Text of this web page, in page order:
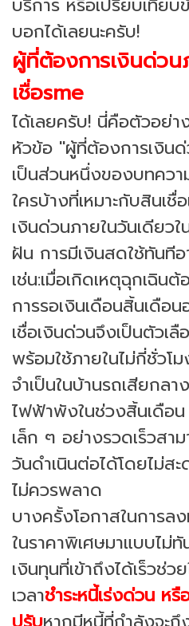
บอกได้เลยนะครับ!
ผู้ที่ต้องการเงินด่ว
เชื่อsme
ได้เลยครับ! นี่คือตัวอย่า
หัวข้อ "ผู้ที่ต้องการเงิน
เป็นส่วนหนึ่งของบทควา
ใครบ้างที่เหมาะกับสินเชื่
เงินด่วนภายในวันเดียว
ฝัน การมีเงินสดใช้ทันทีอ
เช่น:เมื่อเกิดเหตุฉุกเฉิน
การรอเงินเดือนสิ้นเดือ
เชื่อเงินด่วนจึงเป็นตัวเ
พร้อมใช้ภายในไม่กี่ชั่วโ
จำเป็นในบ้านรถเสียกลา
ไฟฟ้าพังในช่วงสิ้นเดือน
เล็ก ๆ อย่างรวดเร็วสา
วันดำเนินต่อได้โดยไม่ส
ไม่ควรพลาด
บางครั้งโอกาสในการล
ในราคาพิเศษมาแบบไม่
เงินทุนที่เข้าถึงได้เร็วช่
เวลาชำระหนี้เร่งด่วน ห